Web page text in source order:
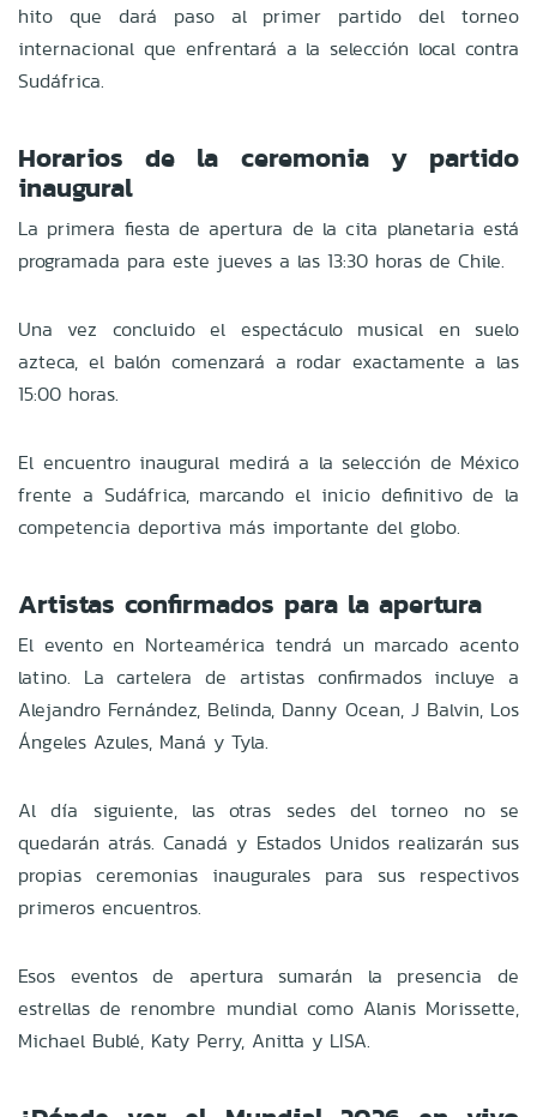
hito que dará paso al primer partido del torneo
internacional que enfrentará a la selección local contra
Sudáfrica.
Horarios de la ceremonia y partido
inaugural
La primera fiesta de apertura de la cita planetaria está
programada para este jueves a las 13:30 horas de Chile.
Una vez concluido el espectáculo musical en suelo
azteca, el balón comenzará a rodar exactamente a las
15:00 horas.
El encuentro inaugural medirá a la selección de México
frente a Sudáfrica, marcando el inicio definitivo de la
competencia deportiva más importante del globo.
Artistas confirmados para la apertura
El evento en Norteamérica tendrá un marcado acento
latino. La cartelera de artistas confirmados incluye a
Alejandro Fernández, Belinda, Danny Ocean, J Balvin, Los
Ángeles Azules, Maná y Tyla.
Al día siguiente, las otras sedes del torneo no se
quedarán atrás. Canadá y Estados Unidos realizarán sus
propias ceremonias inaugurales para sus respectivos
primeros encuentros.
Esos eventos de apertura sumarán la presencia de
estrellas de renombre mundial como Alanis Morissette,
Michael Bublé, Katy Perry, Anitta y LISA.